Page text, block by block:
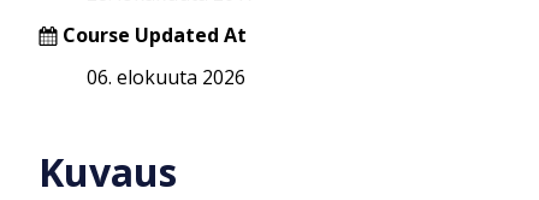
Course Updated At
06. elokuuta 2026
Kuvaus